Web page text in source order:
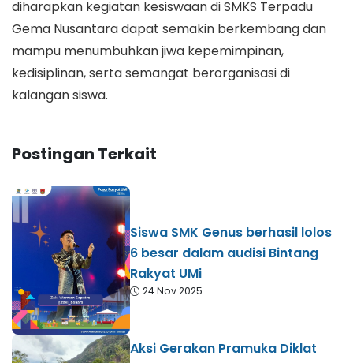
diharapkan kegiatan kesiswaan di SMKS Terpadu
Gema Nusantara dapat semakin berkembang dan
mampu menumbuhkan jiwa kepemimpinan,
kedisiplinan, serta semangat berorganisasi di
kalangan siswa.
Postingan Terkait
Siswa SMK Genus berhasil lolos
6 besar dalam audisi Bintang
Rakyat UMi
24 Nov 2025
Aksi Gerakan Pramuka Diklat